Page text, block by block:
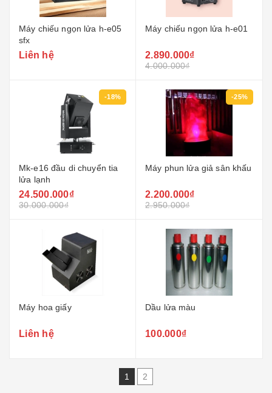
Máy chiếu ngọn lửa h-e05
sfx
Liên hệ
Máy chiếu ngọn lửa h-e01
2.890.000₫
4.000.000₫
-18%
Mk-e16 đầu di chuyển tia
lửa lạnh
24.500.000₫
30.000.000₫
-25%
Máy phun lửa giả sân khấu
2.200.000₫
2.950.000₫
Máy hoa giấy
Liên hệ
Dầu lửa màu
100.000₫
1 2